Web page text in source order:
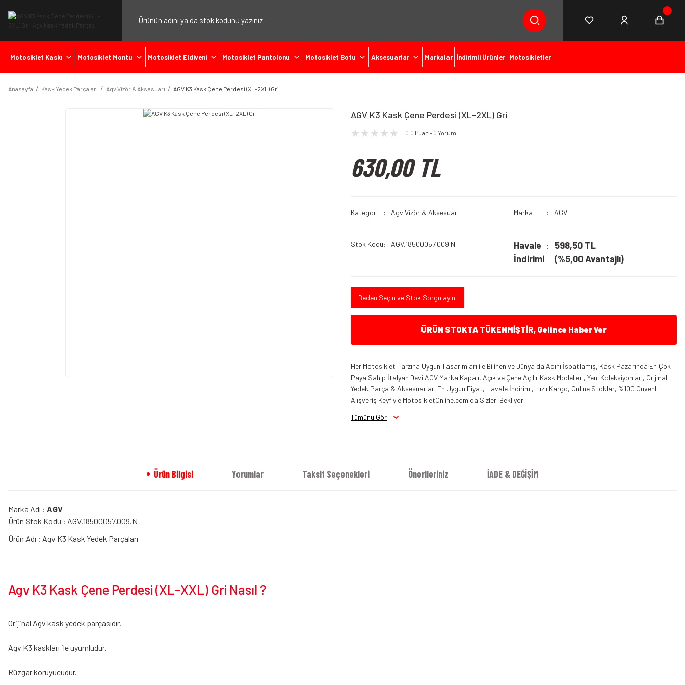
Motosiklet Kaskı Motosiklet Montu Motosiklet Eldiveni Motosiklet Pantolonu Motosiklet Botu Aksesuarlar Markalar İndirimli Ürünler Motosikletler
Anasayfa Kask Yedek Parçaları Agv Vizör & Aksesuarı AGV K3 Kask Çene Perdesi (XL-2XL) Gri
AGV K3 Kask Çene Perdesi (XL-2XL) Gri
0.0 Puan - 0 Yorum
630,00 TL
Kategori Agv Vizör & Aksesuarı Marka AGV
Stok Kodu AGV.18500057.009.N
Havale
İndirimi
598,50 TL
(%5,00 Avantajlı)
Beden Seçin ve Stok Sorgulayın!
ÜRÜN STOKTA TÜKENMİŞTİR, Gelince Haber Ver
Her Motosiklet Tarzına Uygun Tasarımları ile Bilinen ve Dünya da Adını İspatlamış, Kask Pazarında En Çok
Paya Sahip İtalyan Devi AGV Marka Kapalı, Açık ve Çene Açılır Kask Modelleri, Yeni Koleksiyonları, Orijinal
Yedek Parça & Aksesuarları En Uygun Fiyat, Havale İndirimi, Hızlı Kargo, Online Stoklar, %100 Güvenli
Alışveriş Keyfiyle MotosikletOnline.com da Sizleri Bekliyor.
Tümünü Gör
Ürün Bilgisi Yorumlar Taksit Seçenekleri Önerileriniz İADE & DEĞİŞİM
Marka Adı : AGV
Ürün Stok Kodu : AGV.18500057.009.N
Ürün Adı : Agv K3 Kask Yedek Parçaları
Agv K3 Kask Çene Perdesi (XL-XXL) Gri Nasıl ?
Orijinal Agv kask yedek parçasıdır.
Agv K3 kaskları ile uyumludur.
Rüzgar koruyucudur.